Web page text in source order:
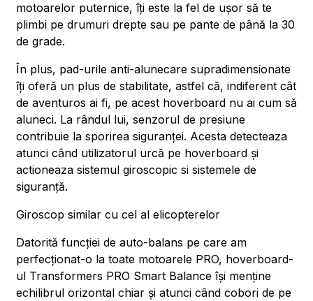
motoarelor puternice, îți este la fel de ușor să te
plimbi pe drumuri drepte sau pe pante de până la 30
de grade.
În plus, pad-urile anti-alunecare supradimensionate
îți oferă un plus de stabilitate, astfel că, indiferent cât
de aventuros ai fi, pe acest hoverboard nu ai cum să
aluneci. La rândul lui, senzorul de presiune
contribuie la sporirea siguranței. Acesta detecteaza
atunci când utilizatorul urcă pe hoverboard și
actioneaza sistemul giroscopic si sistemele de
siguranță.
Giroscop similar cu cel al elicopterelor
Datorită funcției de auto-balans pe care am
perfecționat-o la toate motoarele PRO, hoverboard-
ul Transformers PRO Smart Balance își menține
echilibrul orizontal chiar și atunci când cobori de pe